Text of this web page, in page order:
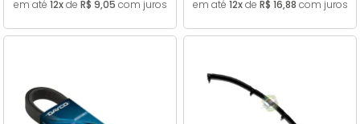
em até 12xde R$ 9,05 com juros
em até 12xde R$ 16,88 com juros